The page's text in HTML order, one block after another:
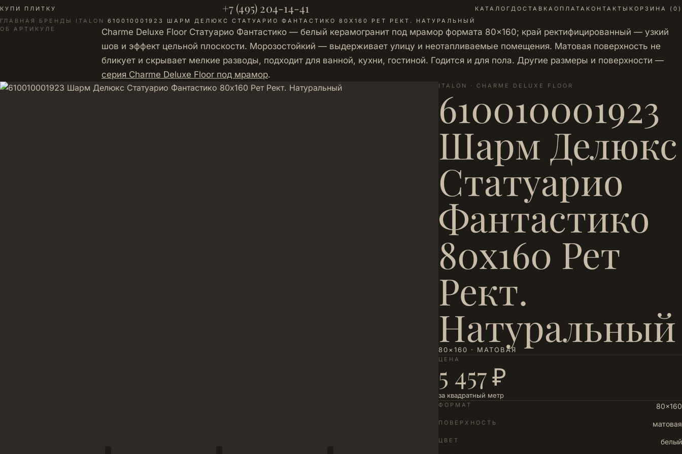
КУПИ ПЛИТКУ +7 (495) 204-14-41 КАТАЛОГ ДОСТАВКА ОПЛАТА КОНТАКТЫ КОРЗИНА ( 0 )
ГЛАВНАЯ · БРЕНДЫ · ITALON · 610010001923 ШАРМ ДЕЛЮКС СТАТУАРИО ФАНТАСТИКО 80Х160 РЕТ РЕКТ. НАТУРАЛЬНЫЙ
ОБ АРТИКУЛЕ
Charme Deluxe Floor Статуарио Фантастико — белый керамогранит под мрамор формата 80×160; край ректифицированный — узкий
шов и эффект цельной плоскости. Морозостойкий — выдерживает улицу и неотапливаемые помещения. Матовая поверхность не
бликует и скрывает мелкие разводы, подходит для ванной, кухни, гостиной. Годится и для пола. Другие размеры и поверхности —
серия Charme Deluxe Floor под мрамор.
ITALON · CHARME DELUXE FLOOR
610010001923
Шарм Делюкс
Статуарио
Фантастико
80х160 Рет
Рект.
Натуральный
80×160 · МАТОВАЯ
ЦЕНА
5 457 ₽
за квадратный метр
ФОРМАТ 80×160
ПОВЕРХНОСТЬ матовая
ЦВЕТ белый